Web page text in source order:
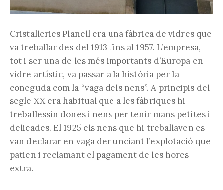
Cristalleries Planell era una fàbrica de vidres que
va treballar des del 1913 fins al 1957. L’empresa,
tot i ser una de les més importants d’Europa en
vidre artístic, va passar a la història per la
coneguda com la “vaga dels nens”. A principis del
segle XX era habitual que a les fàbriques hi
treballessin dones i nens per tenir mans petites i
delicades. El 1925 els nens que hi treballaven es
van declarar en vaga denunciant l’explotació que
patien i reclamant el pagament de les hores
extra.